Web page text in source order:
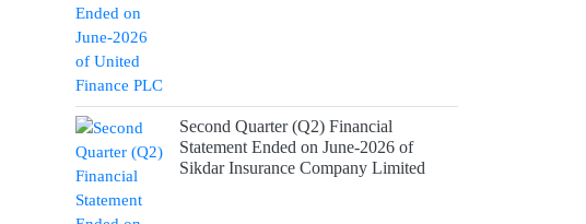
Second Quarter (Q2) Financial
Statement Ended on June-2026 of
Sikdar Insurance Company Limited